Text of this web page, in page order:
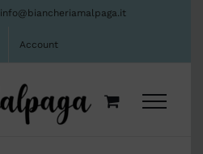
info@biancheriamalpaga.it
Account